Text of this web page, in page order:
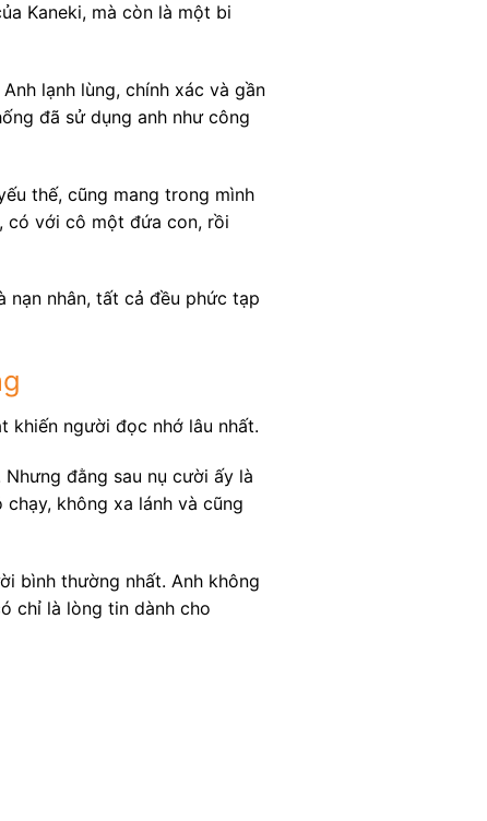
Kaneki, mà còn là một bi
lạnh lùng, chính xác và gần
đã sử dụng anh như công
thế, cũng mang trong mình
có với cô một đứa con, rồi
nạn nhân, tất cả đều phức tạp
khiến người đọc nhớ lâu nhất.
đằng sau nụ cười ấy là
không xa lánh và cũng
bình thường nhất. Anh không
chỉ là lòng tin dành cho